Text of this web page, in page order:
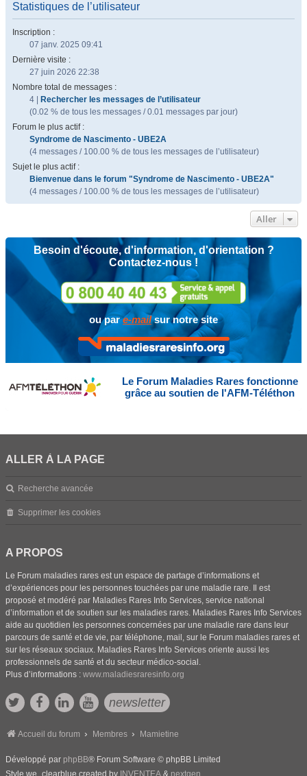
Statistiques de l’utilisateur
Inscription :
07 janv. 2025 09:41
Dernière visite :
27 juin 2026 22:38
Nombre total de messages :
4 |
Rechercher les messages de l’utilisateur
(0.02 % de tous les messages / 0.01 messages par jour)
Forum le plus actif :
Syndrome de Nascimento - UBE2A
(4 messages / 100.00 % de tous les messages de l’utilisateur)
Sujet le plus actif :
Bienvenue dans le forum "Syndrome de Nascimento - UBE2A"
(4 messages / 100.00 % de tous les messages de l’utilisateur)
Aller
Besoin d'écoute, d'information, d'orientation ?
Contactez-nous !
ou pare-mailsur notre site
Le Forum Maladies Rares fonctionne
grâce au soutien de l'AFM-Téléthon
ALLER À LA PAGE
Recherche avancée
Supprimer les cookies
A PROPOS
Le Forum maladies rares est un espace de partage d’informations et
d’expériences pour les personnes touchées par une maladie rare. Il est
proposé et modéré par Maladies Rares Info Services, service national
d’information et de soutien sur les maladies rares. Maladies Rares Info Services
aide au quotidien les personnes concernées par une maladie rare dans leur
parcours de santé et de vie, par téléphone, mail, sur le Forum maladies rares et
sur les réseaux sociaux. Maladies Rares Info Services oriente aussi les
professionnels de santé et du secteur médico-social.
Plus d’informations : www.maladiesraresinfo.org
newsletter
Accueil du forum Membres Mamietine
Développé par phpBB® Forum Software © phpBB Limited
Style we_clearblue created by INVENTEA & nextgen